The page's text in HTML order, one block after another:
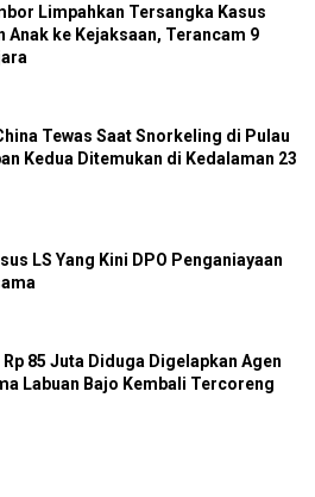
Limpahkan Tersangka Kasus
Anak ke Kejaksaan, Terancam 9
Tewas Saat Snorkeling di Pulau
Kedua Ditemukan di Kedalaman 23
LS Yang Kini DPO Penganiayaan
85 Juta Diduga Digelapkan Agen
Labuan Bajo Kembali Tercoreng